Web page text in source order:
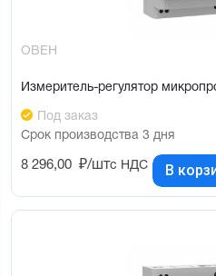
ОВЕН
Измеритель-регулятор
Под заказ
Срок производства 3 дня
8 296,00 ₽/штс НДС В